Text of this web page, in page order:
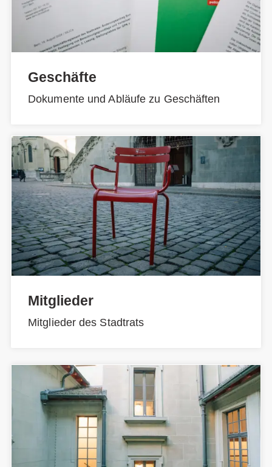
Geschäfte
Dokumente und Abläufe zu Geschäften
Mitglieder
Mitglieder des Stadtrats